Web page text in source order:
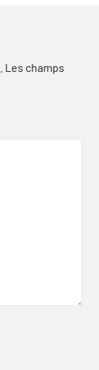
Les champs